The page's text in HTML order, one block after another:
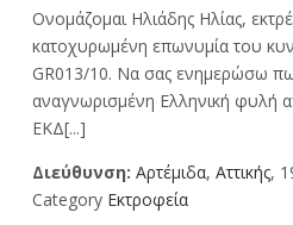
Ονομάζομαι Ηλιάδης Ηλίας,
κατοχυρωμένη επωνυμία του
GR013/10. Να σας ενημερώσω
αναγνωρισμένη Ελληνική
ΕΚΔ[...]
Διεύθυνση: Αρτέμιδα, Αττικής,
Category Εκτροφεία